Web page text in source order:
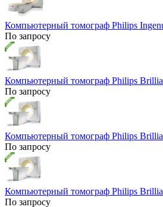
Компьютерный томограф Philips
По запросу
Компьютерный томограф Philips
По запросу
Компьютерный томограф Philips
По запросу
Компьютерный томограф Philips
По запросу